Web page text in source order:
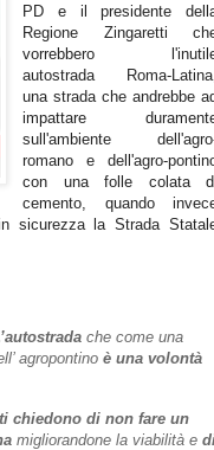
PD e il presidente
Regione Zingaretti
vorrebbero
autostrada Roma-Latina,
una strada che andrebbe
impattare
sull'ambiente
romano e dell'agro-
con una folle colata
cemento, quando
sicurezza la Strada
che come una
agropontino è una volontà
chiedono di non fare un
migliorandone la viabilità e